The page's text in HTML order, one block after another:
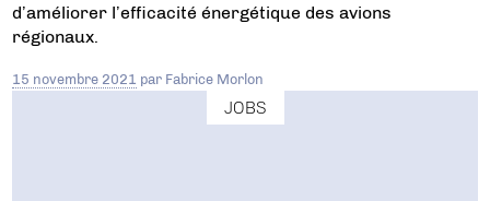
d’améliorer l’efficacité énergétique des avions
régionaux.
15 novembre 2021 par Fabrice Morlon
JOBS